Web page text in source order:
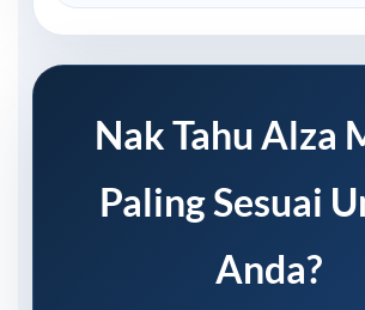
Nak Tahu Alza
Paling Sesuai
Anda?